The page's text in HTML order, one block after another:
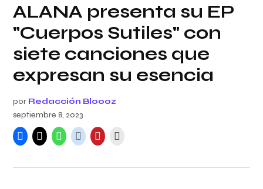
ALANA presenta su EP
"Cuerpos Sutiles" con
siete canciones que
expresan su esencia
por Redacción Bloooz
septiembre 8, 2023